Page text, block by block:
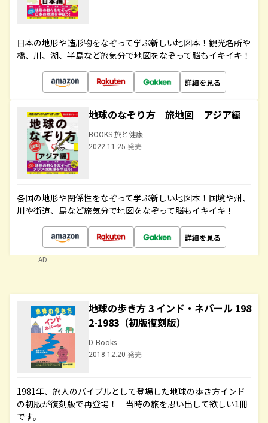
日本の地形や造形物をなぞって学ぶ新しい地図本！観光名所や
橋、川、湖、半島など旅気分で地図をなぞって脳もイキイキ！
詳細を見る
地球のなぞり方 旅地図 アジア編
BOOKS 旅と健康
2022.11.25 発売
各国の地形や関係性をなぞって学ぶ新しい地図本！国境や州、
川や街道、島など旅気分で地図をなぞって脳もイキイキ！
詳細を見る
AD
地球の歩き方 3 インド・ネパール 198
2-1983（初版復刻版）
D-Books
2018.12.20 発売
1981年、旅人のバイブルとして登場した地球の歩き方インド
の初版が復刻版で再登場！ 当時の旅を思い出して欲しい1冊
です。